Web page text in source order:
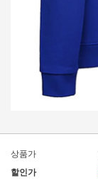
상품가
할인가